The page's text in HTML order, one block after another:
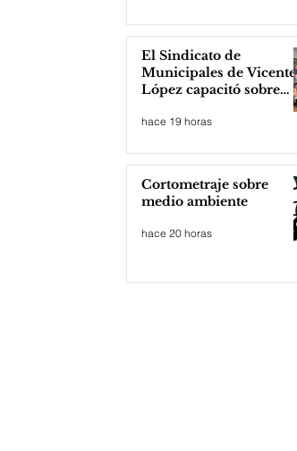
El Sindicato de
Municipales de Vicente
López capacitó sobre
hace 19 horas
Cortometraje sobre
medio ambiente
hace 20 horas